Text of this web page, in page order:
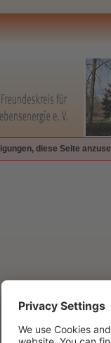
diese Seite